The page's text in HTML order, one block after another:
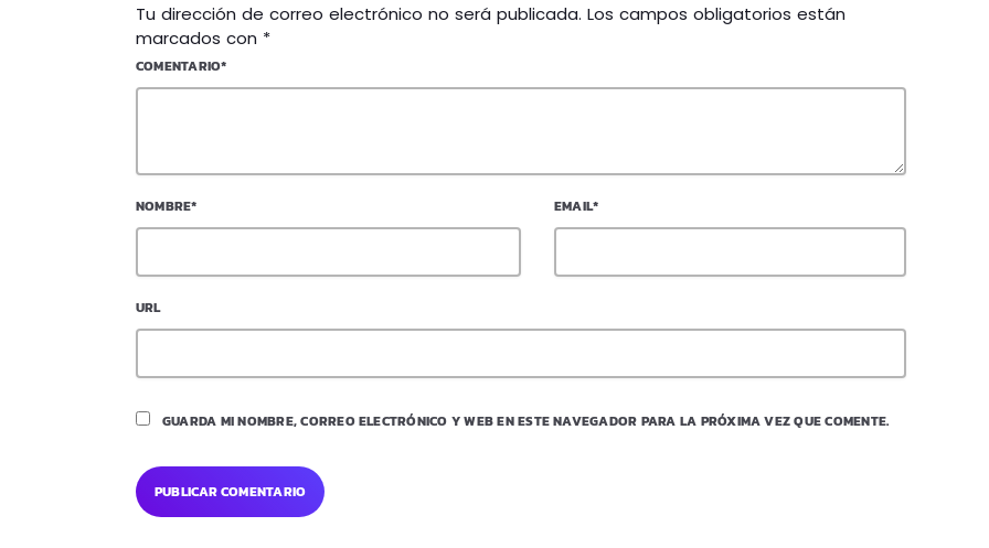
Tu dirección de correo electrónico no será publicada. Los campos obligatorios están
marcados con *
COMENTARIO*
NOMBRE* EMAIL*
URL
GUARDA MI NOMBRE, CORREO ELECTRÓNICO Y WEB EN ESTE NAVEGADOR PARA LA PRÓXIMA VEZ QUE COMENTE.